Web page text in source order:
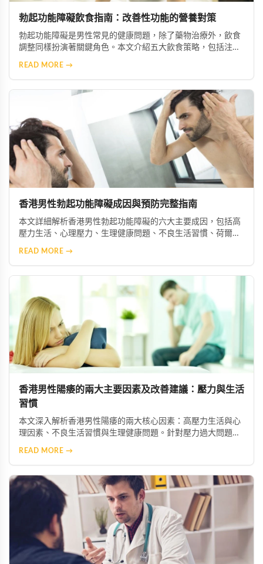
勃起功能障礙飲食指南：改善性功能的營養對策
勃起功能障礙是男性常見的健康問題，除了藥物治療外，飲食
調整同樣扮演著關鍵角色。本文介紹五大飲食策略，包括注重
READ MORE →
香港男性勃起功能障礙成因與預防完整指南
本文詳細解析香港男性勃起功能障礙的六大主要成因，包括高
壓力生活、心理壓力、生理健康問題、不良生活習慣、荷爾蒙
READ MORE →
香港男性陽痿的兩大主要因素及改善建議：壓力與生活
習慣
本文深入解析香港男性陽痿的兩大核心因素：高壓力生活與心
理因素、不良生活習慣與生理健康問題。針對壓力過大問題，
READ MORE →